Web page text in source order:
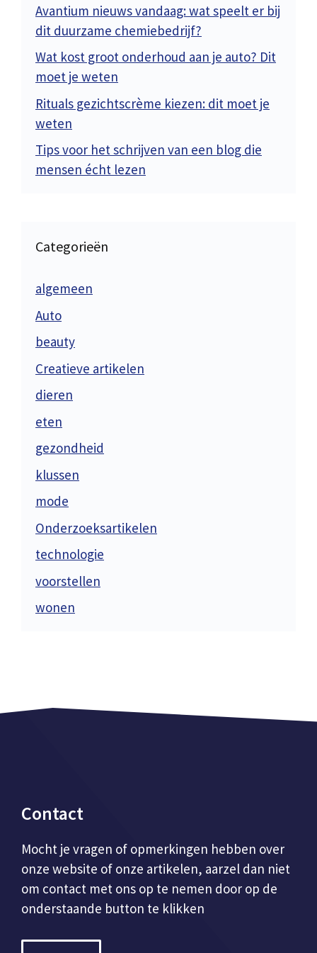
Avantium nieuws vandaag: wat speelt er bij
dit duurzame chemiebedrijf?
Wat kost groot onderhoud aan je auto? Dit
moet je weten
Rituals gezichtscrème kiezen: dit moet je
weten
Tips voor het schrijven van een blog die
mensen écht lezen
Categorieën
algemeen
Auto
beauty
Creatieve artikelen
dieren
eten
gezondheid
klussen
mode
Onderzoeksartikelen
technologie
voorstellen
wonen
Contact
Mocht je vragen of opmerkingen hebben over
onze website of onze artikelen, aarzel dan niet
om contact met ons op te nemen door op de
onderstaande button te klikken